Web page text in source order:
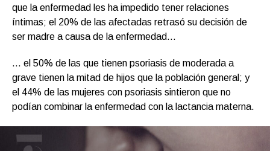
que la enfermedad les ha impedido tener relaciones
íntimas; el 20% de las afectadas retrasó su decisión de
ser madre a causa de la enfermedad…
… el 50% de las que tienen psoriasis de moderada a
grave tienen la mitad de hijos que la población general; y
el 44% de las mujeres con psoriasis sintieron que no
podían combinar la enfermedad con la lactancia materna.